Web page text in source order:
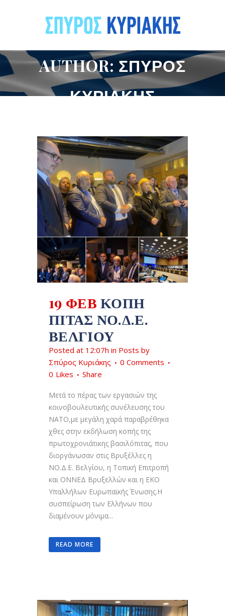
AUTHOR: ΣΠΎΡΟΣ
ΚΥΡΙΆΚΗΣ
19 ΦΕΒ ΚΟΠΉ
ΠΊΤΑΣ ΝΟ.Δ.Ε.
ΒΕΛΓΊΟΥ
Posted at 12:07h in Posts by
Σπύρος Κυριάκης
0 Comments
0 Likes Share
Μετά το πέρας των εργασιών της
κοινοβουλευτικής συνέλευσης του
ΝΑΤΟ,με μεγάλη χαρά παραβρέθηκα
χθες στην εκδήλωση κοπής της
πρωτοχρονιάτικης βασιλόπιτας, που
διοργάνωσαν στις Βρυξέλλες η
ΝΟ.Δ.Ε. Βελγίου, η Τοπική Επιτροπή
και ΟΝΝΕΔ Βρυξελλών και η ΕΚΟ
Υπαλλήλων Ευρωπαϊκής Ένωσης.Η
συσπείρωση των Ελλήνων που
διαμένουν μόνιμα...
READ MORE